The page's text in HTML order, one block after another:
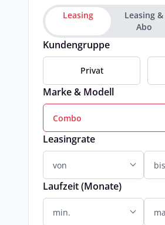
Leasing
Leasing &
Abo
Kundengruppe
Privat
Marke & Modell
Combo
Leasingrate
Laufzeit (Monate)